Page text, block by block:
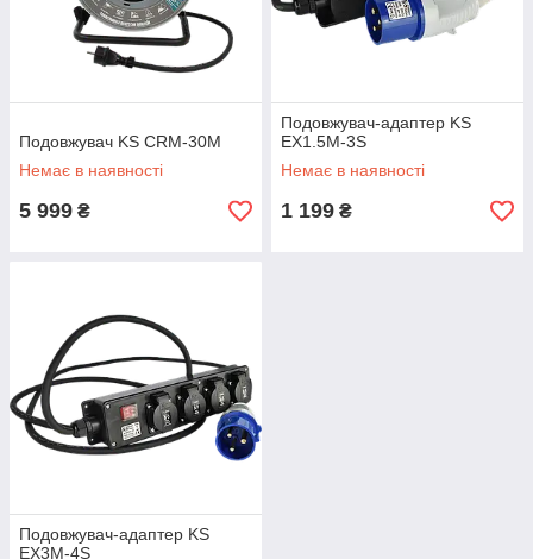
Подовжувач KS CRM-30M
Немає в наявності
5 999 ₴
Подовжувач-адаптер KS
EX1.5M-3S
Немає в наявності
1 199 ₴
Подовжувач-адаптер KS
EX3M-4S